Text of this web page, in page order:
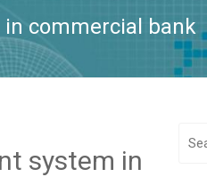
commercial bank
system in